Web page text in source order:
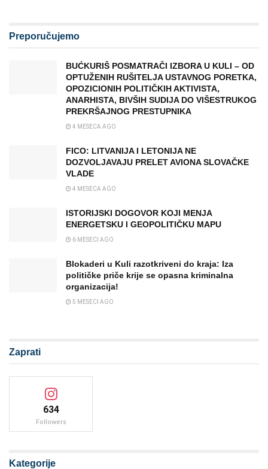
Preporučujemo
BUĆKURIŠ POSMATRAČI IZBORA U KULI – OD
OPTUŽENIH RUŠITELJA USTAVNOG PORETKA,
OPOZICIONIH POLITIČKIH AKTIVISTA,
ANARHISTA, BIVŠIH SUDIJA DO VIŠESTRUKOG
PREKRŠAJNOG PRESTUPNIKA
4 MESECA AGO
FICO: LITVANIJA I LETONIJA NE
DOZVOLJAVAJU PRELET AVIONA SLOVAČKE
VLADE
4 MESECA AGO
ISTORIJSKI DOGOVOR KOJI MENJA
ENERGETSKU I GEOPOLITIČKU MAPU
6 MESECI AGO
Blokaderi u Kuli razotkriveni do kraja: Iza
političke priče krije se opasna kriminalna
organizacija!
5 MESECI AGO
Zaprati
634
Followers
Kategorije